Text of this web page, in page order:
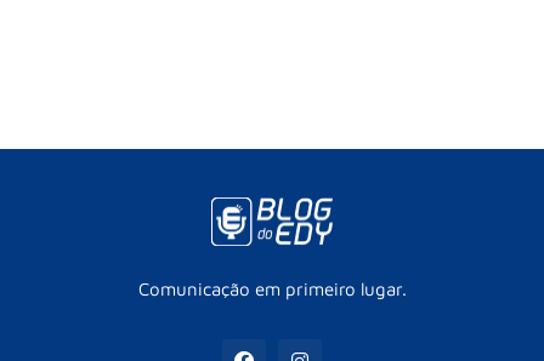
Comunicação em primeiro lugar.